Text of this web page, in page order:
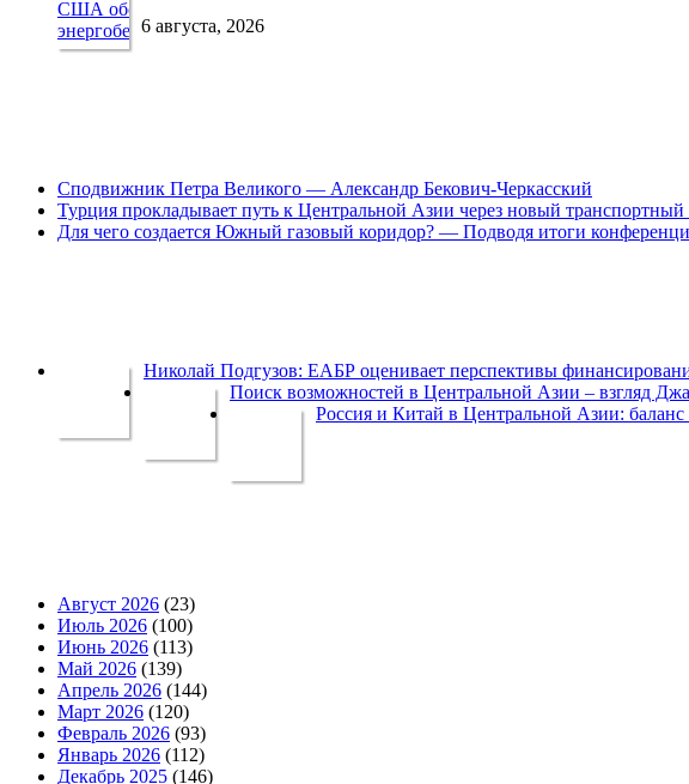
6 августа, 2026
Сподвижник Петра Великого — Александр Бекович-Черкасский
Турция прокладывает путь к Центральной Азии через новый транспортный
Для чего создается Южный газовый коридор? — Подводя итоги
Николай Подгузов: ЕАБР оценивает перспективы
Поиск возможностей в Центральной Азии – взгляд
Россия и Китай в Центральной Азии:
Август 2026 (23)
Июль 2026 (100)
Июнь 2026 (113)
Май 2026 (139)
Апрель 2026 (144)
Март 2026 (120)
Февраль 2026 (93)
Январь 2026 (112)
Декабрь 2025 (146)